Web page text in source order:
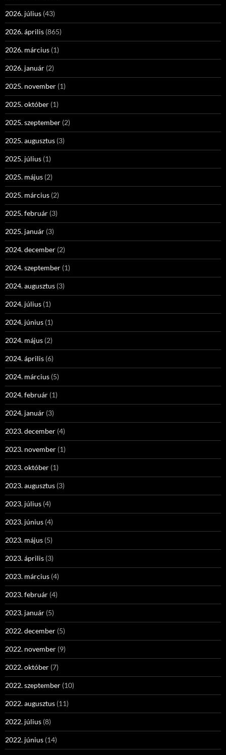
2026. július (43)
2026. április (865)
2026. március (1)
2026. január (2)
2025. november (1)
2025. október (1)
2025. szeptember (2)
2025. augusztus (3)
2025. július (1)
2025. május (2)
2025. március (2)
2025. február (3)
2025. január (3)
2024. december (2)
2024. szeptember (1)
2024. augusztus (3)
2024. július (1)
2024. június (1)
2024. május (2)
2024. április (6)
2024. március (5)
2024. február (1)
2024. január (3)
2023. december (4)
2023. november (1)
2023. október (1)
2023. augusztus (3)
2023. július (4)
2023. június (4)
2023. május (5)
2023. április (3)
2023. március (4)
2023. február (4)
2023. január (5)
2022. december (5)
2022. november (9)
2022. október (7)
2022. szeptember (10)
2022. augusztus (11)
2022. július (8)
2022. június (14)